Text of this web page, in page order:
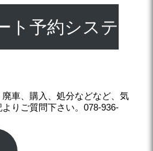
ト予約システ
車、購入、処分などなど、気
りご質問下さい。078-936-